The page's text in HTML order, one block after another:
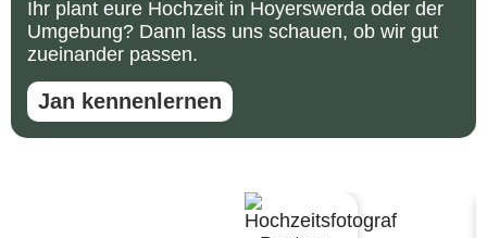
Ihr plant eure Hochzeit in Hoyerswerda oder der
Umgebung? Dann lass uns schauen, ob wir gut
zueinander passen.
Jan kennenlernen